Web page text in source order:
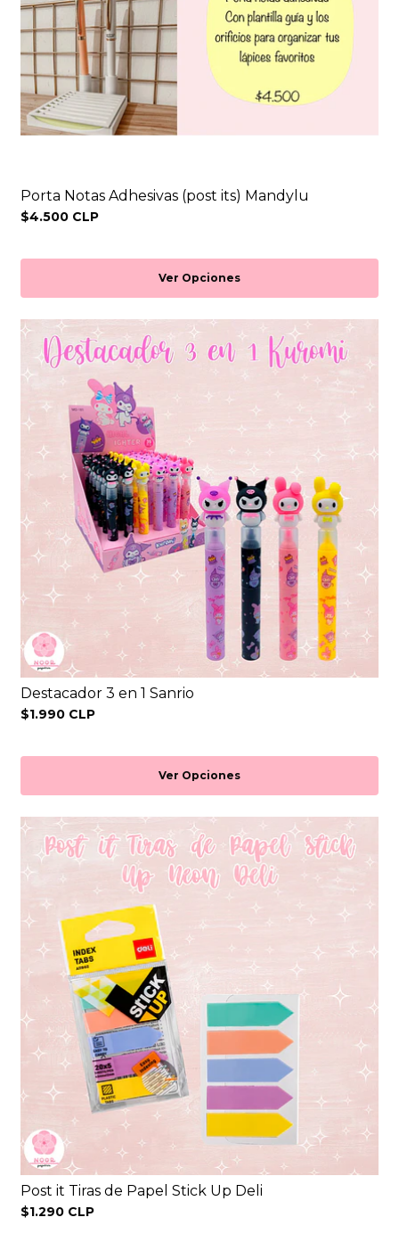
Porta Notas Adhesivas (post its) Mandylu
$4.500 CLP
Ver Opciones
Destacador 3 en 1 Sanrio
$1.990 CLP
Ver Opciones
Post it Tiras de Papel Stick Up Deli
$1.290 CLP